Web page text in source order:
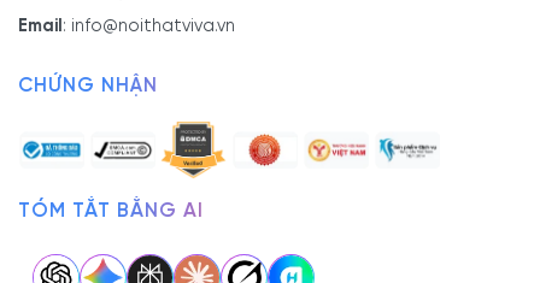
Email : info@noithatviva.vn
CHỨNG NHẬN
TÓM TẮT BẰNG AI